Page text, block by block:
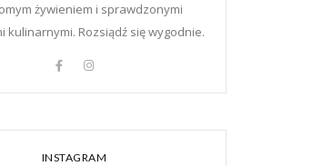
żywieniem i sprawdzonymi
kulinarnymi. Rozsiądź się wygodnie.
INSTAGRAM